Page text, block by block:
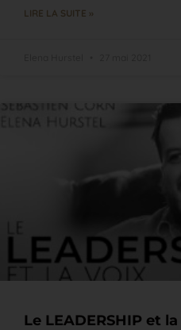
LIRE LA SUITE »
Le LEADERSHIP et